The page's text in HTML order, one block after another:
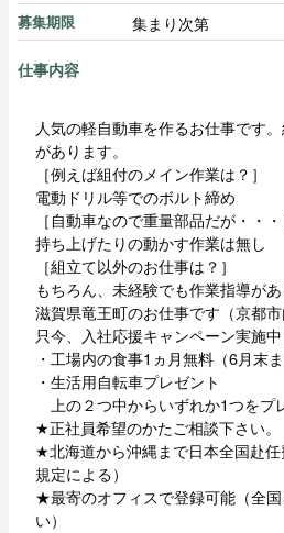
募集期限
集まり次第
仕事内容
人気の軽自動車を作るお仕事です
があります。
［例えば組付のメイン作業は？］
電動ドリル等でのボルト締め
［自動車なので重量部品だが・・・
持ち上げたりの動かす作業は無し
［組立て以外のお仕事は？］
もちろん、未経験でも作業指導があ
滋賀県竜王町のお仕事です（京都市
只今、入社応援キャンペーン実施中
・工場内の食事1ヵ月無料（6月末ま
・生活用自転車プレゼント
上の２つ中からいずれか1つをプ
★正社員希望のかたご相談下さい。
★北海道から沖縄まで日本全国赴
規定による）
★最寄のオフィスで登録可能（全
い）